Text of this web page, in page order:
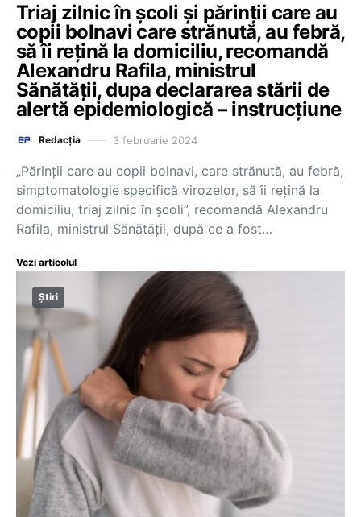
Triaj zilnic în școli și părinții care au
copii bolnavi care strănută, au febră,
să îi rețină la domiciliu, recomandă
Alexandru Rafila, ministrul
Sănătăţii, dupa declararea stării de
alertă epidemiologică – instrucțiune
Redacția 3 februarie 2024
„Părinții care au copii bolnavi, care strănută, au febră,
simptomatologie specifică virozelor, să îi rețină la
domiciliu, triaj zilnic în școli”, recomandă Alexandru
Rafila, ministrul Sănătăţii, după ce a fost…
Vezi articolul
Știri